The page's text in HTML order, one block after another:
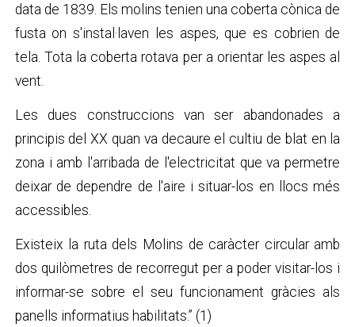
data de 1839. Els molins tenien una coberta cònica de
fusta on s'instal·laven les aspes, que es cobrien de
tela. Tota la coberta rotava per a orientar les aspes al
vent.
Les dues construccions van ser abandonades a
principis del XX quan va decaure el cultiu de blat en la
zona i amb l'arribada de l'electricitat que va permetre
deixar de dependre de l'aire i situar-los en llocs més
accessibles.
Existeix la ruta dels Molins de caràcter circular amb
dos quilòmetres de recorregut per a poder visitar-los i
informar-se sobre el seu funcionament gràcies als
panells informatius habilitats.” (1)